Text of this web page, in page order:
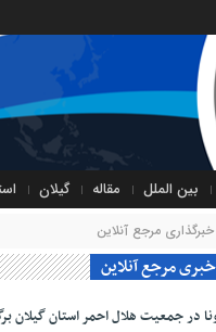
بین الملل مقاله گیلان
مرجع آنلاین
در جمعیت هلال احمر استان گیلان